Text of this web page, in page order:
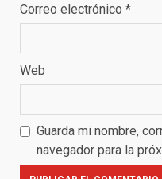
Correo electrónico *
Web
Guarda mi nombre,
navegador para la